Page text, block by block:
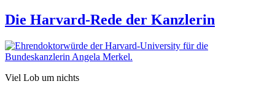
Die Harvard-Rede der Kanzlerin
Viel Lob um nichts